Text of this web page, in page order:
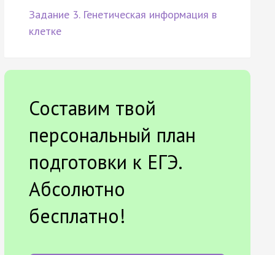
Задание 3. Генетическая информация в
клетке
Составим твой
персональный план
подготовки к ЕГЭ.
Абсолютно
бесплатно!